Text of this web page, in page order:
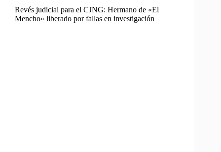
Revés judicial para el CJNG: Hermano de «El
Mencho» liberado por fallas en investigación